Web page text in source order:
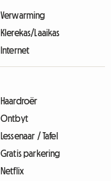
Verwarming
Klerekas/Laaikas
Internet
Haardroër
Ontbyt
Lessenaar / Tafel
Gratis parkering
Netflix